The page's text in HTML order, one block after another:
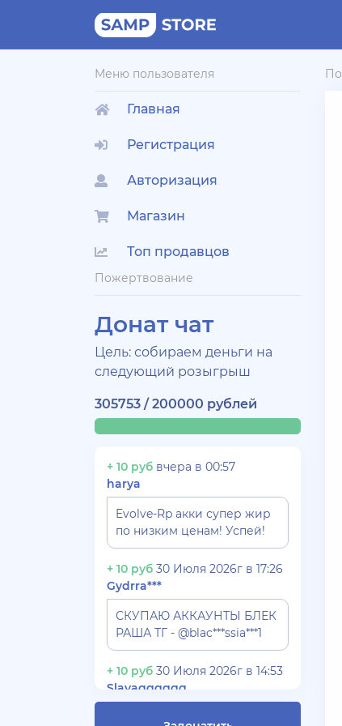
Меню пользователя
Главная
Регистрация
Авторизация
Магазин
Топ продавцов
Пожертвование
Донат чат
Цель: собираем деньги на
следующий розыгрыш
305753 / 200000 рублей
+ 10 руб вчера в 00:57
harya
Evolve-Rp акки супер жир
по низким ценам! Успей!
+ 10 руб 30 Июля 2026г в 17:26
Gydrra***
СКУПАЮ АККАУНТЫ БЛЕК
РАША ТГ - @blac***ssia***1
+ 10 руб 30 Июля 2026г в 14:53
Slavagggggg